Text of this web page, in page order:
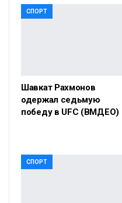
СПОРТ
Шавкат Рахмонов
одержал седьмую
победу в UFC (ВМДЕО)
СПОРТ